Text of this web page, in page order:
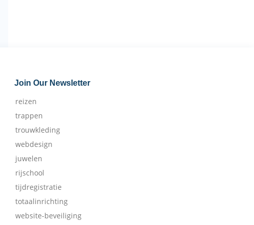
Join Our Newsletter
reizen
trappen
trouwkleding
webdesign
juwelen
rijschool
tijdregistratie
totaalinrichting
website-beveiliging